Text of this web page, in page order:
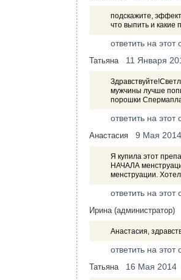
подскажите,
что выпить и какие
ответить на этот
Татьяна 11 Января
мужчины лучше
порошки
ответить на этот
Анастасия 9 Мая 2014
Я купила этот
НАЧАЛА
менструации.
ответить на этот
Ирина (администратор)
Анастасия,
ответить на этот
Татьяна 16 Мая 2014